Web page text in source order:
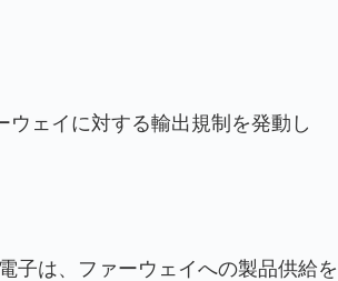
ェイに対する輸出規制を発動し
子は、ファーウェイへの製品供給を